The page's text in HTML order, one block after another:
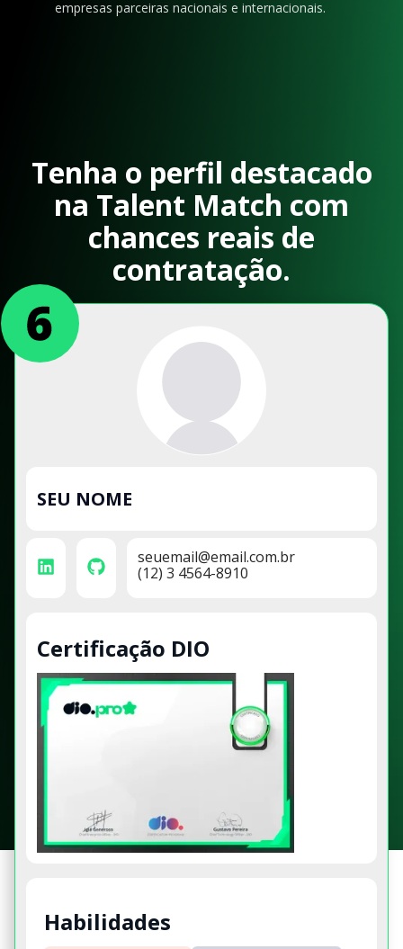
empresas parceiras nacionais e internacionais.
Tenha o perfil destacado
na Talent Match com
chances reais de
contratação.
SEU NOME
seuemail@email.com.br
(12) 3 4564-8910
Certificação DIO
Habilidades